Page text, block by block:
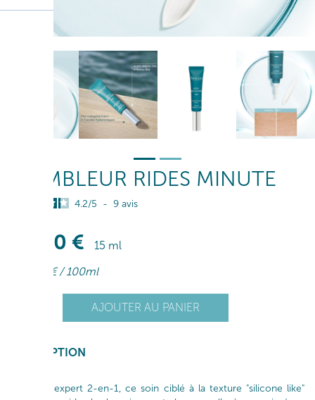
COMBLEUR RIDES MINUTE
4.2/5 - 9 avis
,50 €
15 ml
€/ 100ml
AJOUTER AU PANIER
DESCRIPTION
Véritable expert 2-en-1, ce soin ciblé à la texture "silicone like"